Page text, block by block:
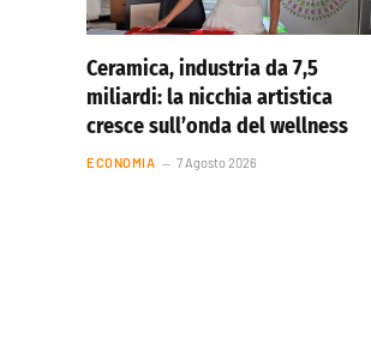
Ceramica, industria da 7,5
miliardi: la nicchia artistica
cresce sull’onda del wellness
ECONOMIA 7 Agosto 2026